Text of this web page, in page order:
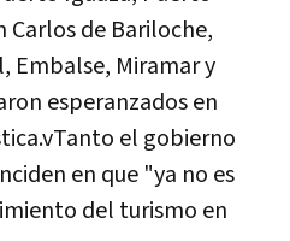
Carlos de Bariloche,
Embalse, Miramar y
esperanzados en
el gobierno
en que "ya no es
del turismo en